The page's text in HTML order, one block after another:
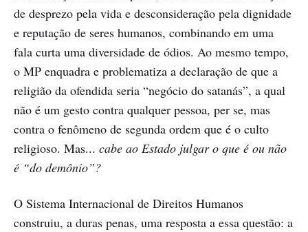
de desprezo pela vida e desconsideração pela dignidade
e reputação de seres humanos, combinando em uma
fala curta uma diversidade de ódios. Ao mesmo tempo,
o MP enquadra e problematiza a declaração de que a
religião da ofendida seria “negócio do satanás”, a qual
não é um gesto contra qualquer pessoa, per se, mas
contra o fenômeno de segunda ordem que é o culto
religioso. Mas... cabe ao Estado julgar o que é ou não
é “do demônio”?
O Sistema Internacional de Direitos Humanos
construiu, a duras penas, uma resposta a essa questão: a